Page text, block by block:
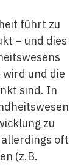
führt zu
– und dies
und die
sind. In
zu
oft
(z.B.